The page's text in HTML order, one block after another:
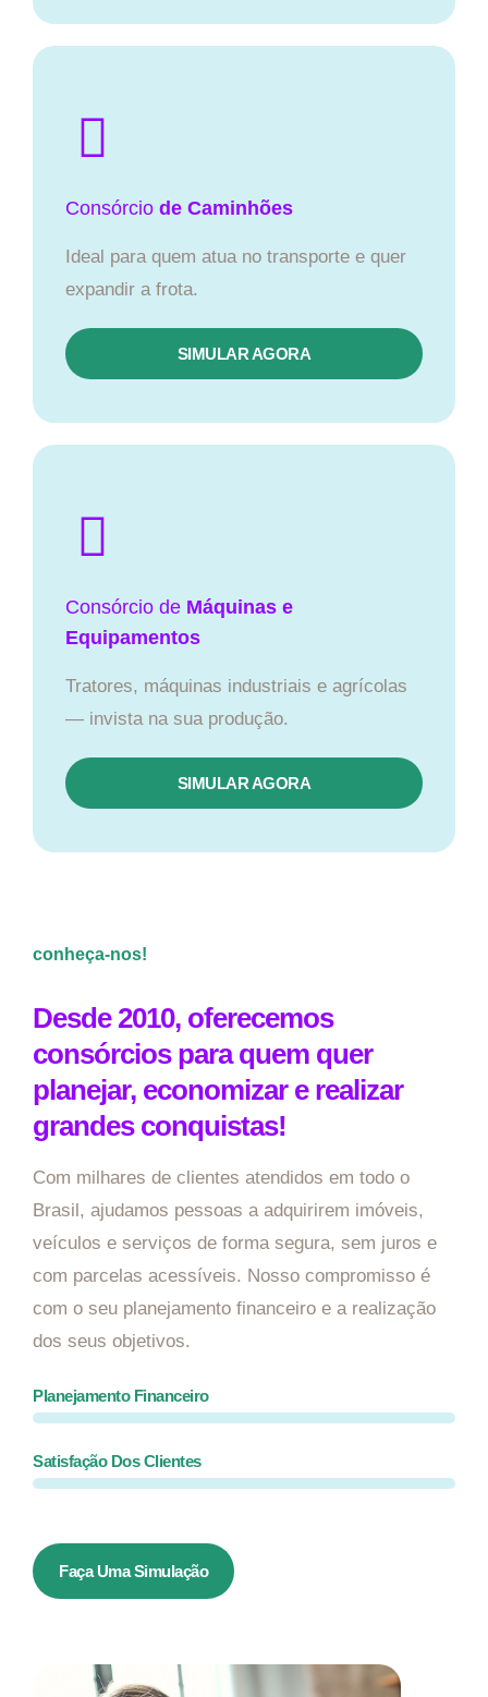
Consórcio de Caminhões
Ideal para quem atua no transporte e quer
expandir a frota.
SIMULAR AGORA
Consórcio de Máquinas e
Equipamentos
Tratores, máquinas industriais e agrícolas
— invista na sua produção.
SIMULAR AGORA
conheça-nos!
Desde 2010, oferecemos
consórcios para quem quer
planejar, economizar e realizar
grandes conquistas!
Com milhares de clientes atendidos em todo o
Brasil, ajudamos pessoas a adquirirem imóveis,
veículos e serviços de forma segura, sem juros e
com parcelas acessíveis. Nosso compromisso é
com o seu planejamento financeiro e a realização
dos seus objetivos.
Planejamento Financeiro
Satisfação Dos Clientes
Faça Uma Simulação